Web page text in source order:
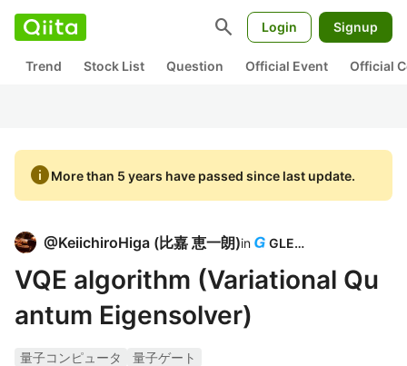
search Login Signup
Trend Stock List Question Official Event Official
infoMore than 5 years have passed since last update.
@KeiichiroHiga (比嘉 恵一朗)in GLEAP
VQE algorithm (Variational Qu
antum Eigensolver)
量子コンピュータ
量子ゲート